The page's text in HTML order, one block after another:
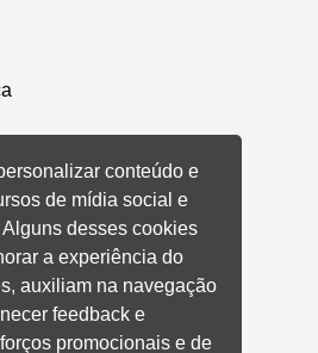
ACORDOS
conteúdo e
de mídia social e
desses cookies
a experiência do
auxiliam na navegação
feedback e
promocionais e de